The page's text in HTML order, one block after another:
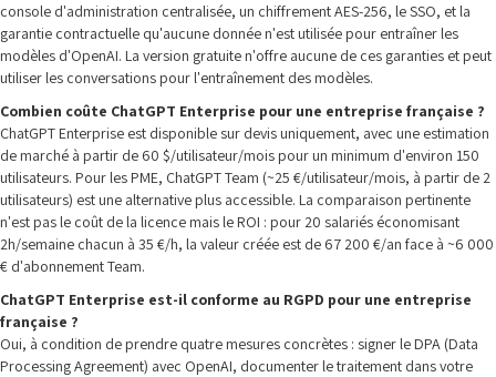
console d'administration centralisée, un chiffrement AES-256, le SSO, et la
garantie contractuelle qu'aucune donnée n'est utilisée pour entraîner les
modèles d'OpenAI. La version gratuite n'offre aucune de ces garanties et peut
utiliser les conversations pour l'entraînement des modèles.
Combien coûte ChatGPT Enterprise pour une entreprise française ?
ChatGPT Enterprise est disponible sur devis uniquement, avec une estimation
de marché à partir de 60 $/utilisateur/mois pour un minimum d'environ 150
utilisateurs. Pour les PME, ChatGPT Team (~25 €/utilisateur/mois, à partir de 2
utilisateurs) est une alternative plus accessible. La comparaison pertinente
n'est pas le coût de la licence mais le ROI : pour 20 salariés économisant
2h/semaine chacun à 35 €/h, la valeur créée est de 67 200 €/an face à ~6 000
€ d'abonnement Team.
ChatGPT Enterprise est-il conforme au RGPD pour une entreprise
française ?
Oui, à condition de prendre quatre mesures concrètes : signer le DPA (Data
Processing Agreement) avec OpenAI, documenter le traitement dans votre